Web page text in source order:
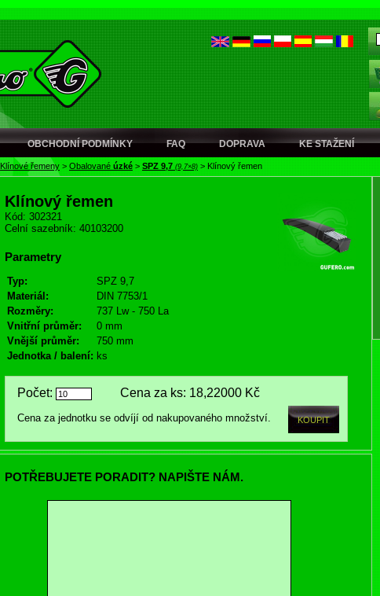
OBCHODNÍ PODMÍNKY FAQ DOPRAVA KE STAŽENÍ
Klínové řemeny > Obalované úzké > SPZ 9,7 (9,7×8) > Klínový řemen
Klínový řemen
Kód: 302321
Celní sazebník: 40103200
Parametry
Typ:
SPZ 9,7
Materiál:
DIN 7753/1
Rozměry:
737 Lw - 750 La
Vnitřní průměr:
0 mm
Vnější průměr:
750 mm
Jednotka / balení: ks
Počet: Cena za ks: 18,22000 Kč
Cena za jednotku se odvíjí od nakupovaného množství.
POTŘEBUJETE PORADIT? NAPIŠTE NÁM.